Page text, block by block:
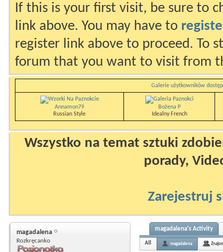
If this is your first visit, be sure to
link above. You may have to
register link above to proceed. To
forum that you want to visit from
Galerie użytkowników
Annamon79
Russian Style
Bożena P
Idealny French
Wszystko na temat sztuki
porady,
Zarejestruj
magadalena
Rozkręcanko
magadalena's Activity
All magadalena